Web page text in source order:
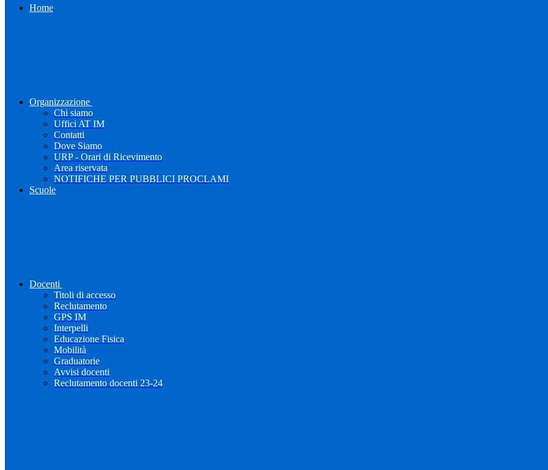
Home
Organizzazione
Chi siamo
Uffici AT IM
Contatti
Dove Siamo
URP - Orari di Ricevimento
Area riservata
NOTIFICHE PER PUBBLICI PROCLAMI
Scuole
Docenti
Titoli di accesso
Reclutamento
GPS IM
Interpelli
Educazione Fisica
Mobilità
Graduatorie
Avvisi docenti
Reclutamento docenti 23-24